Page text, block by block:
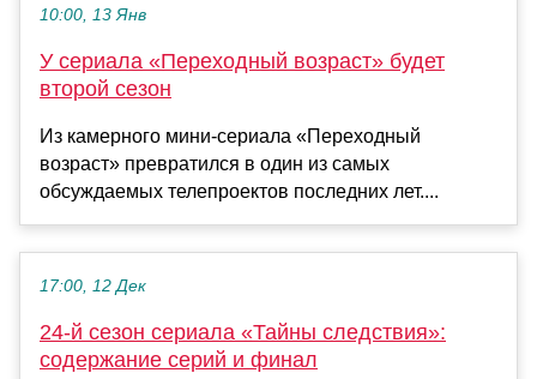
10:00, 13 Янв
У сериала «Переходный возраст» будет
второй сезон
Из камерного мини-сериала «Переходный
возраст» превратился в один из самых
обсуждаемых телепроектов последних лет....
17:00, 12 Дек
24-й сезон сериала «Тайны следствия»:
содержание серий и финал